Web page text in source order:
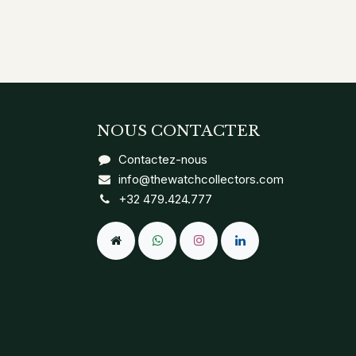
NOUS CONTACTER
Contactez-nous
info@thewatchcollectors.com
+32 479.424.777